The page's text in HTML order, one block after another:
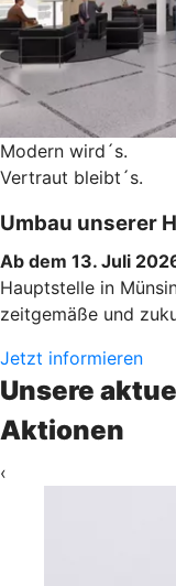
Modern wird´s.
Vertraut bleibt´s.
Umbau unserer
Ab dem 13. Juli
Hauptstelle in
zeitgemäße und
Jetzt informieren
Unsere
Aktionen
‹